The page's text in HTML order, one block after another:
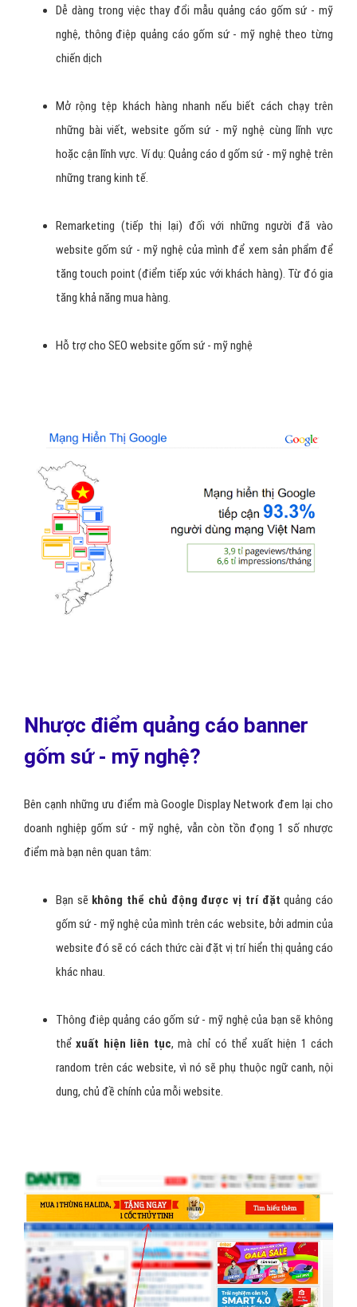
Dễ dàng trong việc thay đổi mẫu quảng cáo gốm sứ - mỹ
nghệ, thông điệp quảng cáo gốm sứ - mỹ nghệ theo từng
chiến dịch
Mở rộng tệp khách hàng nhanh nếu biết cách chạy trên
những bài viết, website gốm sứ - mỹ nghệ cùng lĩnh vực
hoặc cận lĩnh vực. Ví dụ: Quảng cáo d gốm sứ - mỹ nghệ trên
những trang kinh tế.
Remarketing (tiếp thị lại) đối với những người đã vào
website gốm sứ - mỹ nghệ của mình để xem sản phẩm để
tăng touch point (điểm tiếp xúc với khách hàng). Từ đó gia
tăng khả năng mua hàng.
Hỗ trợ cho SEO website gốm sứ - mỹ nghệ
Nhược điểm quảng cáo banner
gốm sứ - mỹ nghệ?
Bên cạnh những ưu điểm mà Google Display Network đem lại cho
doanh nghiệp gốm sứ - mỹ nghệ, vẫn còn tồn đọng 1 số nhược
điểm mà bạn nên quan tâm:
Bạn sẽ không thể chủ động được vị trí đặtquảng cáo
gốm sứ - mỹ nghệ của mình trên các website, bởi admin của
website đó sẽ có cách thức cài đặt vị trí hiển thị quảng cáo
khác nhau.
Thông điêp quảng cáo gốm sứ - mỹ nghệ của bạn sẽ không
thểxuất hiện liên tục, mà chỉ có thể xuất hiện 1 cách
random trên các website, vì nó sẽ phụ thuộc ngữ canh, nội
dung, chủ đề chính của mỗi website.